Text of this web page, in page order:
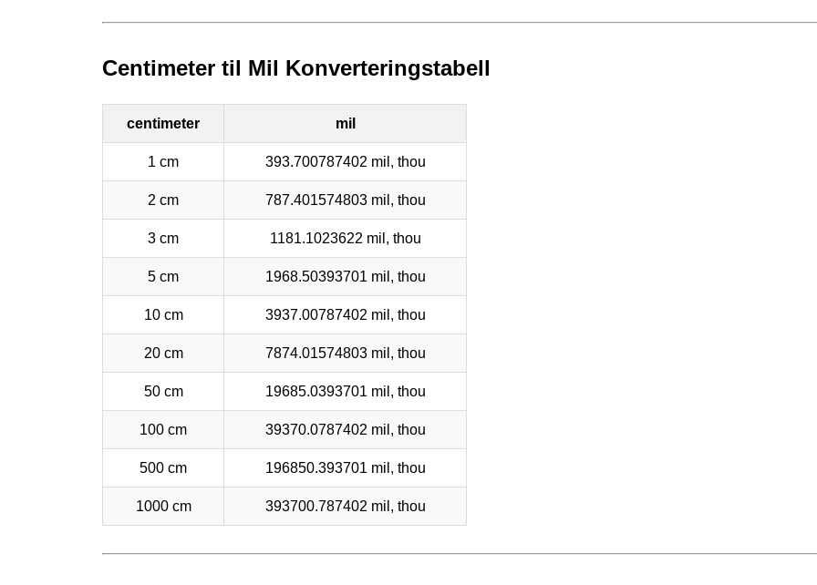
Centimeter til Mil Konverteringstabell
centimeter mil
1 cm 393.700787402 mil, thou
2 cm 787.401574803 mil, thou
3 cm 1181.1023622 mil, thou
5 cm 1968.50393701 mil, thou
10 cm 3937.00787402 mil, thou
20 cm 7874.01574803 mil, thou
50 cm 19685.0393701 mil, thou
100 cm 39370.0787402 mil, thou
500 cm 196850.393701 mil, thou
1000 cm 393700.787402 mil, thou